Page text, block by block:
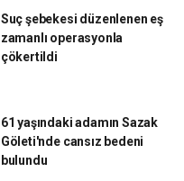
Suç şebekesi düzenlenen eş
zamanlı operasyonla
çökertildi
61 yaşındaki adamın Sazak
Göleti'nde cansız bedeni
bulundu